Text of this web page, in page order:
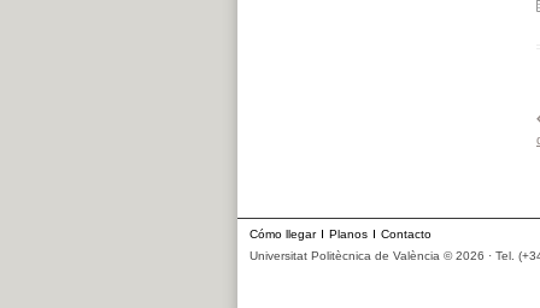
Cómo llegar Planos
Contacto
Universitat Politècnica de València © 2026 · Tel.